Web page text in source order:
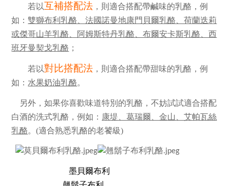
若以互補搭配法 ，則適合搭配帶鹹味的乳酪，例
如：雙獅布利乳酪、法國諾曼地康門貝爾乳酪、荷蘭迭莉
或傑哥山羊乳酪、阿姆斯特丹乳酪、布爾安卡斯乳酪、西
班牙曼契戈乳酪 ；
若以對比搭配法 ，則適合搭配帶甜味的乳酪，例
如： 水果奶油乳酪。
另外，如果你喜歡味道特別的乳酪，不妨試試適合搭配
白酒的洗式乳酪，例如： 康堤、葛瑞爾、金山、艾帕瓦絲
乳酪。(適合熟悉乳酪的老饕級)
墨貝爾布利